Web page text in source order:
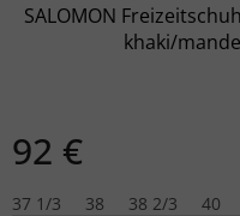
SALOMON
khaki/
92 €
37 1/3 38 38 2/3 40